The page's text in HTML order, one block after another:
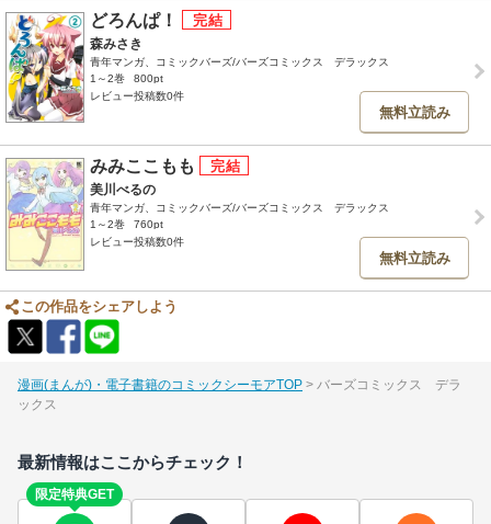
どろんぱ！
森みさき
青年マンガ、コミックバーズ/バーズコミックス デラックス
1～2巻
800pt
レビュー投稿数0件
無料立読み
みみここもも
美川べるの
青年マンガ、コミックバーズ/バーズコミックス デラックス
1～2巻
760pt
レビュー投稿数0件
無料立読み
この作品をシェアしよう
漫画(まんが)・電子書籍のコミックシーモアTOP
バーズコミックス デラ
ックス
最新情報はここからチェック！
限定特典GET